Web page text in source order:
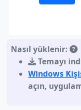
Nasıl yüklenir:
Temayı
Windows
açın,